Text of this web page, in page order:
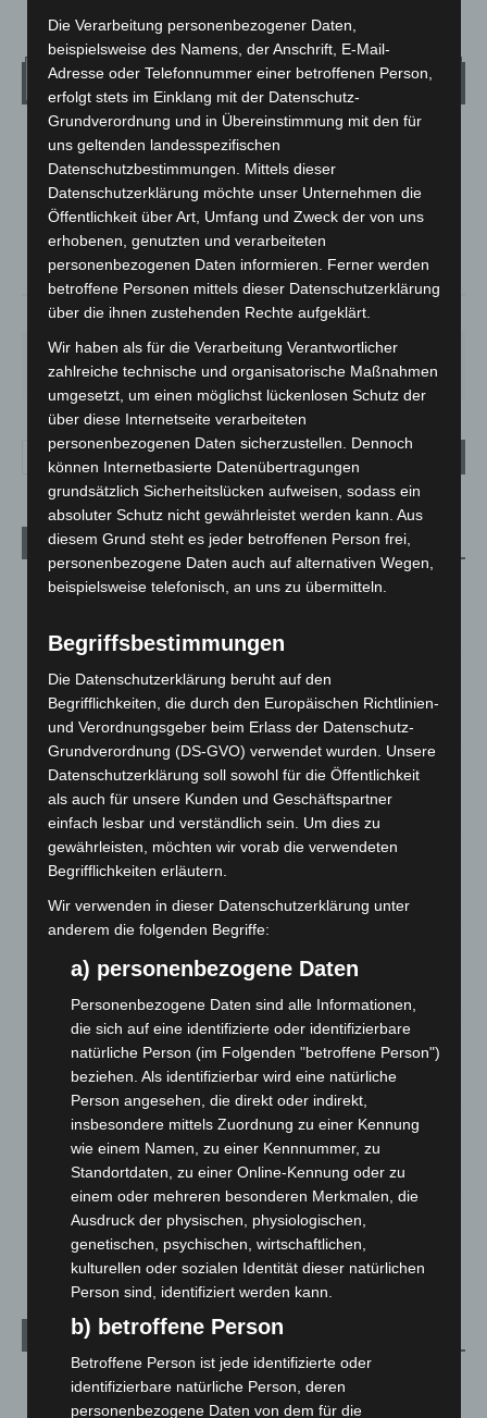
Wetter
LANGENHAGEN
Klarer Himmel
24.3°C
38% 3.6m/s 7%
SA.
27°
SO.
34°
MO.
26°
DI.
23° 26°
Aktuelle Beiträge
Kunst trifft Weingenuss: Barbara-Susann Mehring zeigt ihre
8. August 2026
A2: Zweite Turbobaustelle startet zwischen Hannover-West
und Bothfeld
8. August 2026
Niedersachsen: Feuerwehrkräfte kehren nach
Waldbrandeinsatz aus Spanien zurück
Hannover: Erste Tigermücken-Population in Niedersachsen
entdeckt
7. August 2026
eingedämmt
Region Hannover: 21 neue Notfallsanitäter starten beim
Roten Kreuz
5. August 2026
Mann läuft mit Hockeyschläger über A7 – Polizei sucht
Zeugen
5. August 2026
Celle: Mensch stirbt bei Bagger-Unfall auf Baustelle
5. August 2026
Kategorien
Blaulicht
Die Verarbeitung personenbezogener Daten,
beispielsweise des Namens, der Anschrift, E-Mail-
Adresse oder Telefonnummer einer betroffenen Person,
erfolgt stets im Einklang mit der Datenschutz-
Grundverordnung und in Übereinstimmung mit den für
uns geltenden landesspezifischen
Datenschutzbestimmungen. Mittels dieser
Datenschutzerklärung möchte unser Unternehmen die
Öffentlichkeit über Art, Umfang und Zweck der von uns
erhobenen, genutzten und verarbeiteten
personenbezogenen Daten informieren. Ferner werden
betroffene Personen mittels dieser Datenschutzerklärung
über die ihnen zustehenden Rechte aufgeklärt.
Wir haben als für die Verarbeitung Verantwortlicher
zahlreiche technische und organisatorische Maßnahmen
umgesetzt, um einen möglichst lückenlosen Schutz der
über diese Internetseite verarbeiteten
personenbezogenen Daten sicherzustellen. Dennoch
können Internetbasierte Datenübertragungen
grundsätzlich Sicherheitslücken aufweisen, sodass ein
absoluter Schutz nicht gewährleistet werden kann. Aus
diesem Grund steht es jeder betroffenen Person frei,
personenbezogene Daten auch auf alternativen Wegen,
beispielsweise telefonisch, an uns zu übermitteln.
Begriffsbestimmungen
Die Datenschutzerklärung beruht auf den
Begrifflichkeiten, die durch den Europäischen Richtlinien-
und Verordnungsgeber beim Erlass der Datenschutz-
Grundverordnung (DS-GVO) verwendet wurden. Unsere
Datenschutzerklärung soll sowohl für die Öffentlichkeit
als auch für unsere Kunden und Geschäftspartner
einfach lesbar und verständlich sein. Um dies zu
gewährleisten, möchten wir vorab die verwendeten
Begrifflichkeiten erläutern.
Wir verwenden in dieser Datenschutzerklärung unter
anderem die folgenden Begriffe:
a) personenbezogene Daten
Personenbezogene Daten sind alle Informationen,
die sich auf eine identifizierte oder identifizierbare
natürliche Person (im Folgenden "betroffene Person")
beziehen. Als identifizierbar wird eine natürliche
Person angesehen, die direkt oder indirekt,
insbesondere mittels Zuordnung zu einer Kennung
wie einem Namen, zu einer Kennnummer, zu
Standortdaten, zu einer Online-Kennung oder zu
einem oder mehreren besonderen Merkmalen, die
Ausdruck der physischen, physiologischen,
genetischen, psychischen, wirtschaftlichen,
kulturellen oder sozialen Identität dieser natürlichen
Person sind, identifiziert werden kann.
b) betroffene Person
Betroffene Person ist jede identifizierte oder
identifizierbare natürliche Person, deren
personenbezogene Daten von dem für die